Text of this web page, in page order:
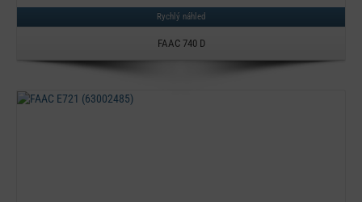
Rychlý náhled
FAAC 740 D